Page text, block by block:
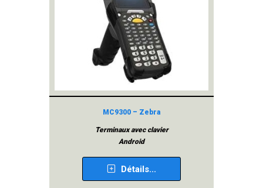
MC9300 – Zebra
Terminaux avec clavier
Android
Détails...